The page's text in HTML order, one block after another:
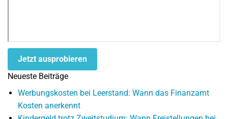
Jetzt ausprobieren
Neueste Beiträge
Werbungskosten bei Leerstand: Wann das Finanzamt
Kosten anerkennt